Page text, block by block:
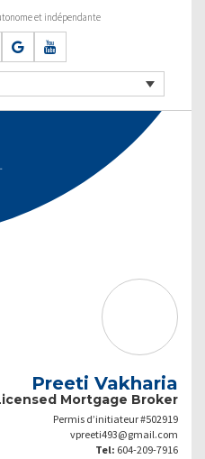
et indépendante
Preeti Vakharia
Mortgage Broker
Permis d’initiateur #502919
vpreeti493@gmail.com
Tel: 604-209-7916